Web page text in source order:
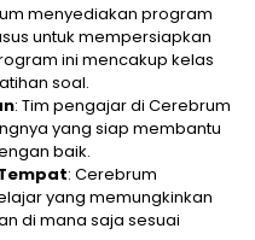
menyediakan program
untuk mempersiapkan
ini mencakup kelas
soal.
: Tim pengajar di Cerebrum
yang siap membantu
baik.
: Cerebrum
yang memungkinkan
di mana saja sesuai